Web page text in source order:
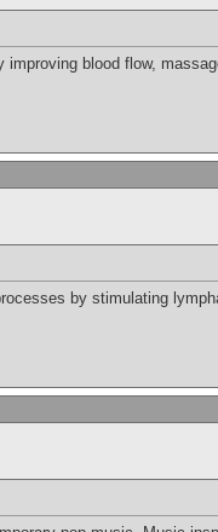
blood flow,
by stimulating